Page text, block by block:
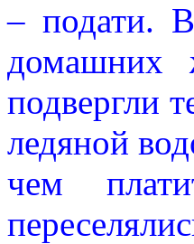
– подати.
домашних
подвергли
ледяной
чем